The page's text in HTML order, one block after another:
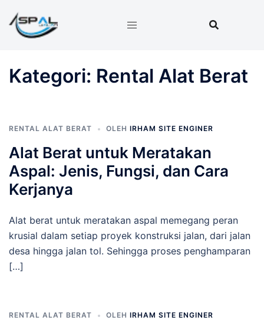
ke
Kategori: Rental Alat Berat
RENTAL ALAT BERAT OLEH IRHAM SITE ENGINER
Alat Berat untuk Meratakan
Aspal: Jenis, Fungsi, dan Cara
Kerjanya
Alat berat untuk meratakan aspal memegang peran
krusial dalam setiap proyek konstruksi jalan, dari jalan
desa hingga jalan tol. Sehingga proses penghamparan
[…]
RENTAL ALAT BERAT OLEH IRHAM SITE ENGINER